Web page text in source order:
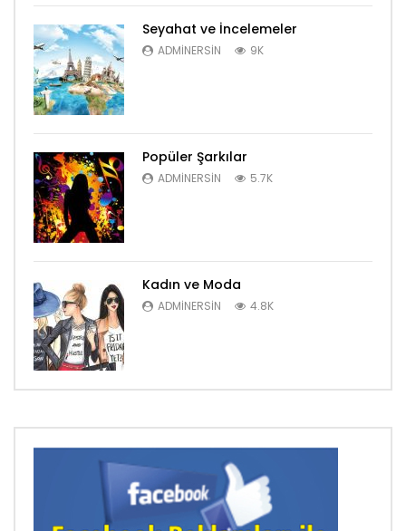
Seyahat ve İncelemeler
ADMINERSIN 9K
Popüler Şarkılar
ADMINERSIN 5.7K
Kadın ve Moda
ADMINERSIN 4.8K